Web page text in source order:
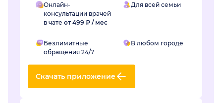
Онлайн-
консультации врачей
в чате от 499 ₽ / мес
Для всей семьи
Безлимитные
обращения 24/7
В любом городе
Скачать приложение